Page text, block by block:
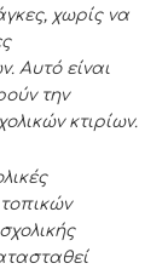
χωρίς να
Αυτό είναι
την
κτιρίων.